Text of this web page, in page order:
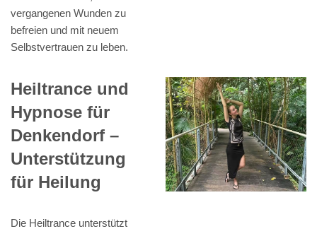
vergangenen Wunden zu
befreien und mit neuem
Selbstvertrauen zu leben.
Heiltrance und
Hypnose für
Denkendorf –
Unterstützung
für Heilung
Die Heiltrance unterstützt